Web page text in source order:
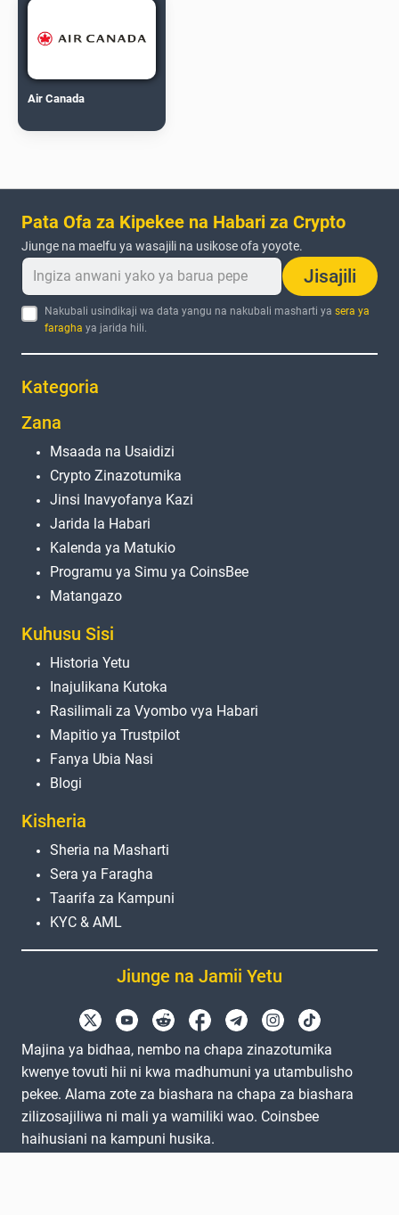
Air Canada
Pata Ofa za Kipekee na Habari za Crypto
Jiunge na maelfu ya wasajili na usikose ofa yoyote.
Jisajili
Nakubali usindikaji wa data yangu na nakubali masharti yasera ya
faragha ya jarida hili.
Kategoria
Zana
Msaada na Usaidizi
Crypto Zinazotumika
Jinsi Inavyofanya Kazi
Jarida la Habari
Kalenda ya Matukio
Programu ya Simu ya CoinsBee
Matangazo
Kuhusu Sisi
Historia Yetu
Inajulikana Kutoka
Rasilimali za Vyombo vya Habari
Mapitio ya Trustpilot
Fanya Ubia Nasi
Blogi
Kisheria
Sheria na Masharti
Sera ya Faragha
Taarifa za Kampuni
KYC & AML
Jiunge na Jamii Yetu
Majina ya bidhaa, nembo na chapa zinazotumika
kwenye tovuti hii ni kwa madhumuni ya utambulisho
pekee. Alama zote za biashara na chapa za biashara
zilizosajiliwa ni mali ya wamiliki wao. Coinsbee
haihusiani na kampuni husika.